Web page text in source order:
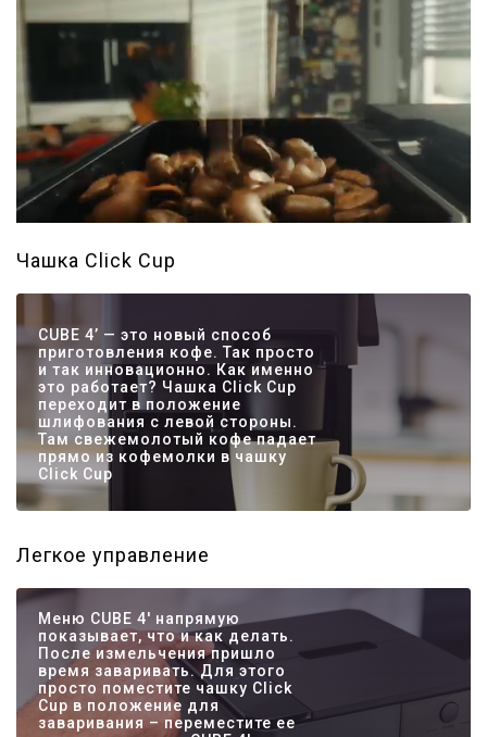
Чашка Click Cup
CUBE 4’ — это новый способ
приготовления кофе. Так просто
и так инновационно. Как именно
это работает? Чашка Click Cup
переходит в положение
шлифования с левой стороны.
Там свежемолотый кофе падает
прямо из кофемолки в чашку
Click Cup
Легкое управление
Меню CUBE 4' напрямую
показывает, что и как делать.
После измельчения пришло
время заваривать. Для этого
просто поместите чашку Click
Cup в положение для
заваривания – переместите ее